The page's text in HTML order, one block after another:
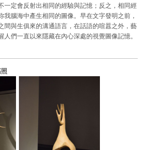
一定會反射出相同的經驗與記憶；反之，相同經
我腦海中產生相同的圖像。早在文字發明之前，
間與生俱來的溝通語言，在話語的喧囂之外，藝
們一直以來隱藏在內心深處的視覺圖像記憶。